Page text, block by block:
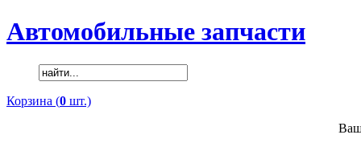
Автомобильные запчасти
Корзина (0 шт.)